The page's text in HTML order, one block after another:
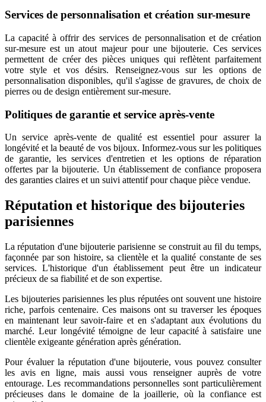
Services de personnalisation et création sur-mesure
La capacité à offrir des services de personnalisation et de création
sur-mesure est un atout majeur pour une bijouterie. Ces services
permettent de créer des pièces uniques qui reflètent parfaitement
votre style et vos désirs. Renseignez-vous sur les options de
personnalisation disponibles, qu'il s'agisse de gravures, de choix de
pierres ou de design entièrement sur-mesure.
Politiques de garantie et service après-vente
Un service après-vente de qualité est essentiel pour assurer la
longévité et la beauté de vos bijoux. Informez-vous sur les politiques
de garantie, les services d'entretien et les options de réparation
offertes par la bijouterie. Un établissement de confiance proposera
des garanties claires et un suivi attentif pour chaque pièce vendue.
Réputation et historique des bijouteries
parisiennes
La réputation d'une bijouterie parisienne se construit au fil du temps,
façonnée par son histoire, sa clientèle et la qualité constante de ses
services. L'historique d'un établissement peut être un indicateur
précieux de sa fiabilité et de son expertise.
Les bijouteries parisiennes les plus réputées ont souvent une histoire
riche, parfois centenaire. Ces maisons ont su traverser les époques
en maintenant leur savoir-faire et en s'adaptant aux évolutions du
marché. Leur longévité témoigne de leur capacité à satisfaire une
clientèle exigeante génération après génération.
Pour évaluer la réputation d'une bijouterie, vous pouvez consulter
les avis en ligne, mais aussi vous renseigner auprès de votre
entourage. Les recommandations personnelles sont particulièrement
précieuses dans le domaine de la joaillerie, où la confiance est